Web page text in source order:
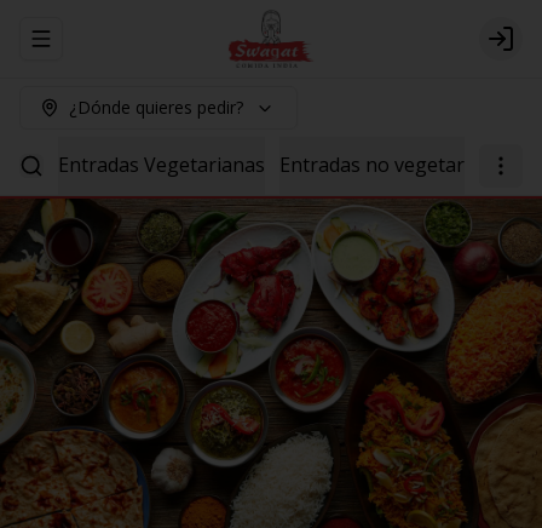
Abrir menu de navegación Login
¿Dónde quieres pedir?
Entradas Vegetarianas Entradas no vegetarianas